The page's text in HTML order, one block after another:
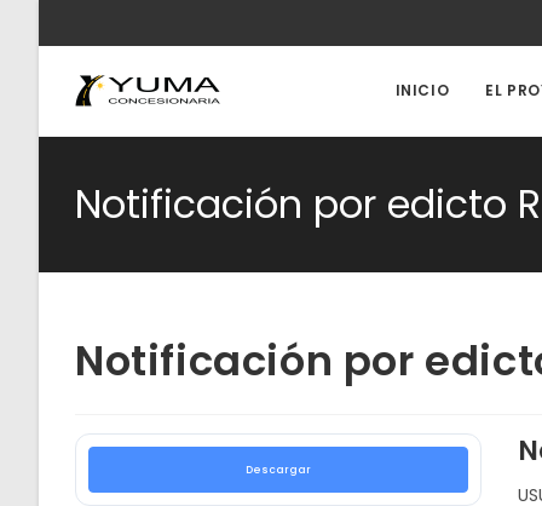
contenido
INICIO EL
Notificación por edicto
Notificación por
Descargar